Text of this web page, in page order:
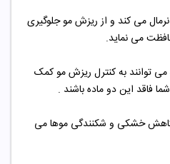
نرمال می کند و از ریزش مو جلوگیری
می نماید.
می توانند به کنترل ریزش مو کمک
فاقد این دو ماده باشند .
کاهش خشکی و شکنندگی موها می